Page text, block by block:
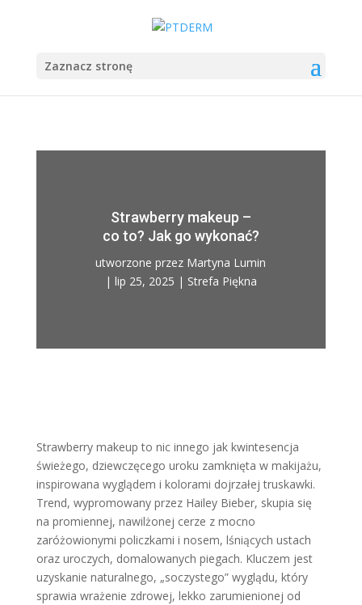
Zaznacz stronę
Strawberry makeup –
co to? Jak go wykonać?
utworzone przez Martyna Lumin
| lip 25, 2025 | Strefa Piękna
Strawberry makeup to nic innego jak kwintesencja
świeżego, dziewczęcego uroku zamknięta w makijażu,
inspirowana wyglądem i kolorami dojrzałej truskawki.
Trend, wypromowany przez Hailey Bieber, skupia się
na promiennej, nawilżonej cerze z mocno
zaróżowionymi policzkami i nosem, lśniących ustach
oraz uroczych, domalowanych piegach. Kluczem jest
uzyskanie naturalnego, „soczystego” wyglądu, który
sprawia wrażenie zdrowej, lekko zarumienionej od